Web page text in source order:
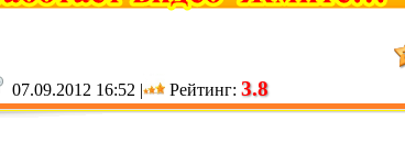
07.09.2012 16:52 | Рейтинг: 3.8